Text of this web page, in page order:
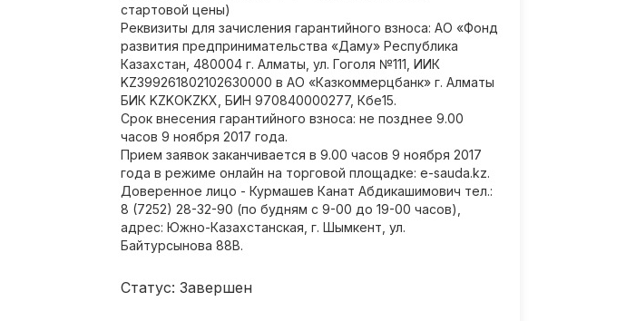
стартовой цены)
Реквизиты для зачисления гарантийного взноса: АО «Фонд
развития предпринимательства «Даму» Республика
Казахстан, 480004 г. Алматы, ул. Гоголя №111, ИИК
KZ399261802102630000 в АО «Казкоммерцбанк» г. Алматы
БИК KZKOKZKX, БИН 970840000277, Кбе15.
Срок внесения гарантийного взноса: не позднее 9.00
часов 9 ноября 2017 года.
Прием заявок заканчивается в 9.00 часов 9 ноября 2017
года в режиме онлайн на торговой площадке: e-sauda.kz.
Доверенное лицо - Курмашев Канат Абдикашимович тел.:
8 (7252) 28-32-90 (по будням с 9-00 до 19-00 часов),
адрес: Южно-Казахстанская, г. Шымкент, ул.
Байтурсынова 88В.
Статус: Завершен